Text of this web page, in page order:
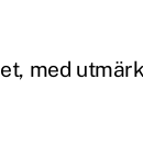
med